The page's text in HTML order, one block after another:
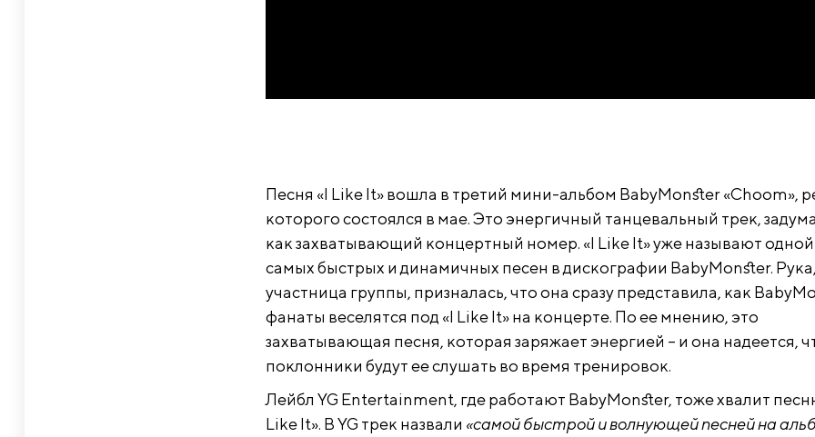
Песня «I Like It» вошла в третий мини-альбом BabyMonster «Choom»,
которого состоялся в мае. Это энергичный танцевальный трек,
как захватывающий концертный номер. «I Like It» уже называют одной
самых быстрых и динамичных песен в дискографии BabyMonster. Рука,
участница группы, призналась, что она сразу представила, как
фанаты веселятся под «I Like It» на концерте. По ее мнению, это
захватывающая песня, которая заряжает энергией – и она надеется,
поклонники будут ее слушать во время тренировок.
Лейбл YG Entertainment, где работают BabyMonster, тоже хвалит
Like It». В YG трек назвали «самой быстрой и волнующей песней на